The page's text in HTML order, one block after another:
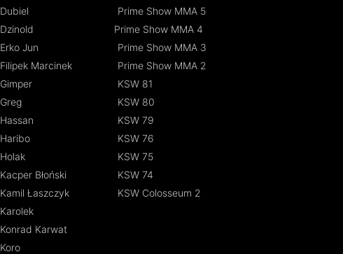
Dubiel
Dzinold
Erko Jun
Filipek Marcinek
Gimper
Greg
Hassan
Haribo
Holak
Kacper Błoński
Kamil Łaszczyk
Karolek
Konrad Karwat
Koro
Prime Show MMA 5
Prime Show MMA 4
Prime Show MMA 3
Prime Show MMA 2
KSW 81
KSW 80
KSW 79
KSW 76
KSW 75
KSW 74
KSW Colosseum 2